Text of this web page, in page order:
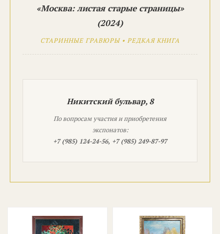
«Москва: листая старые страницы»
(2024)
СТАРИННЫЕ ГРАВЮРЫ • РЕДКАЯ КНИГА
Никитский бульвар, 8
По вопросам участия и приобретения
экспонатов:
+7 (985) 124-24-56, +7 (985) 249-87-97